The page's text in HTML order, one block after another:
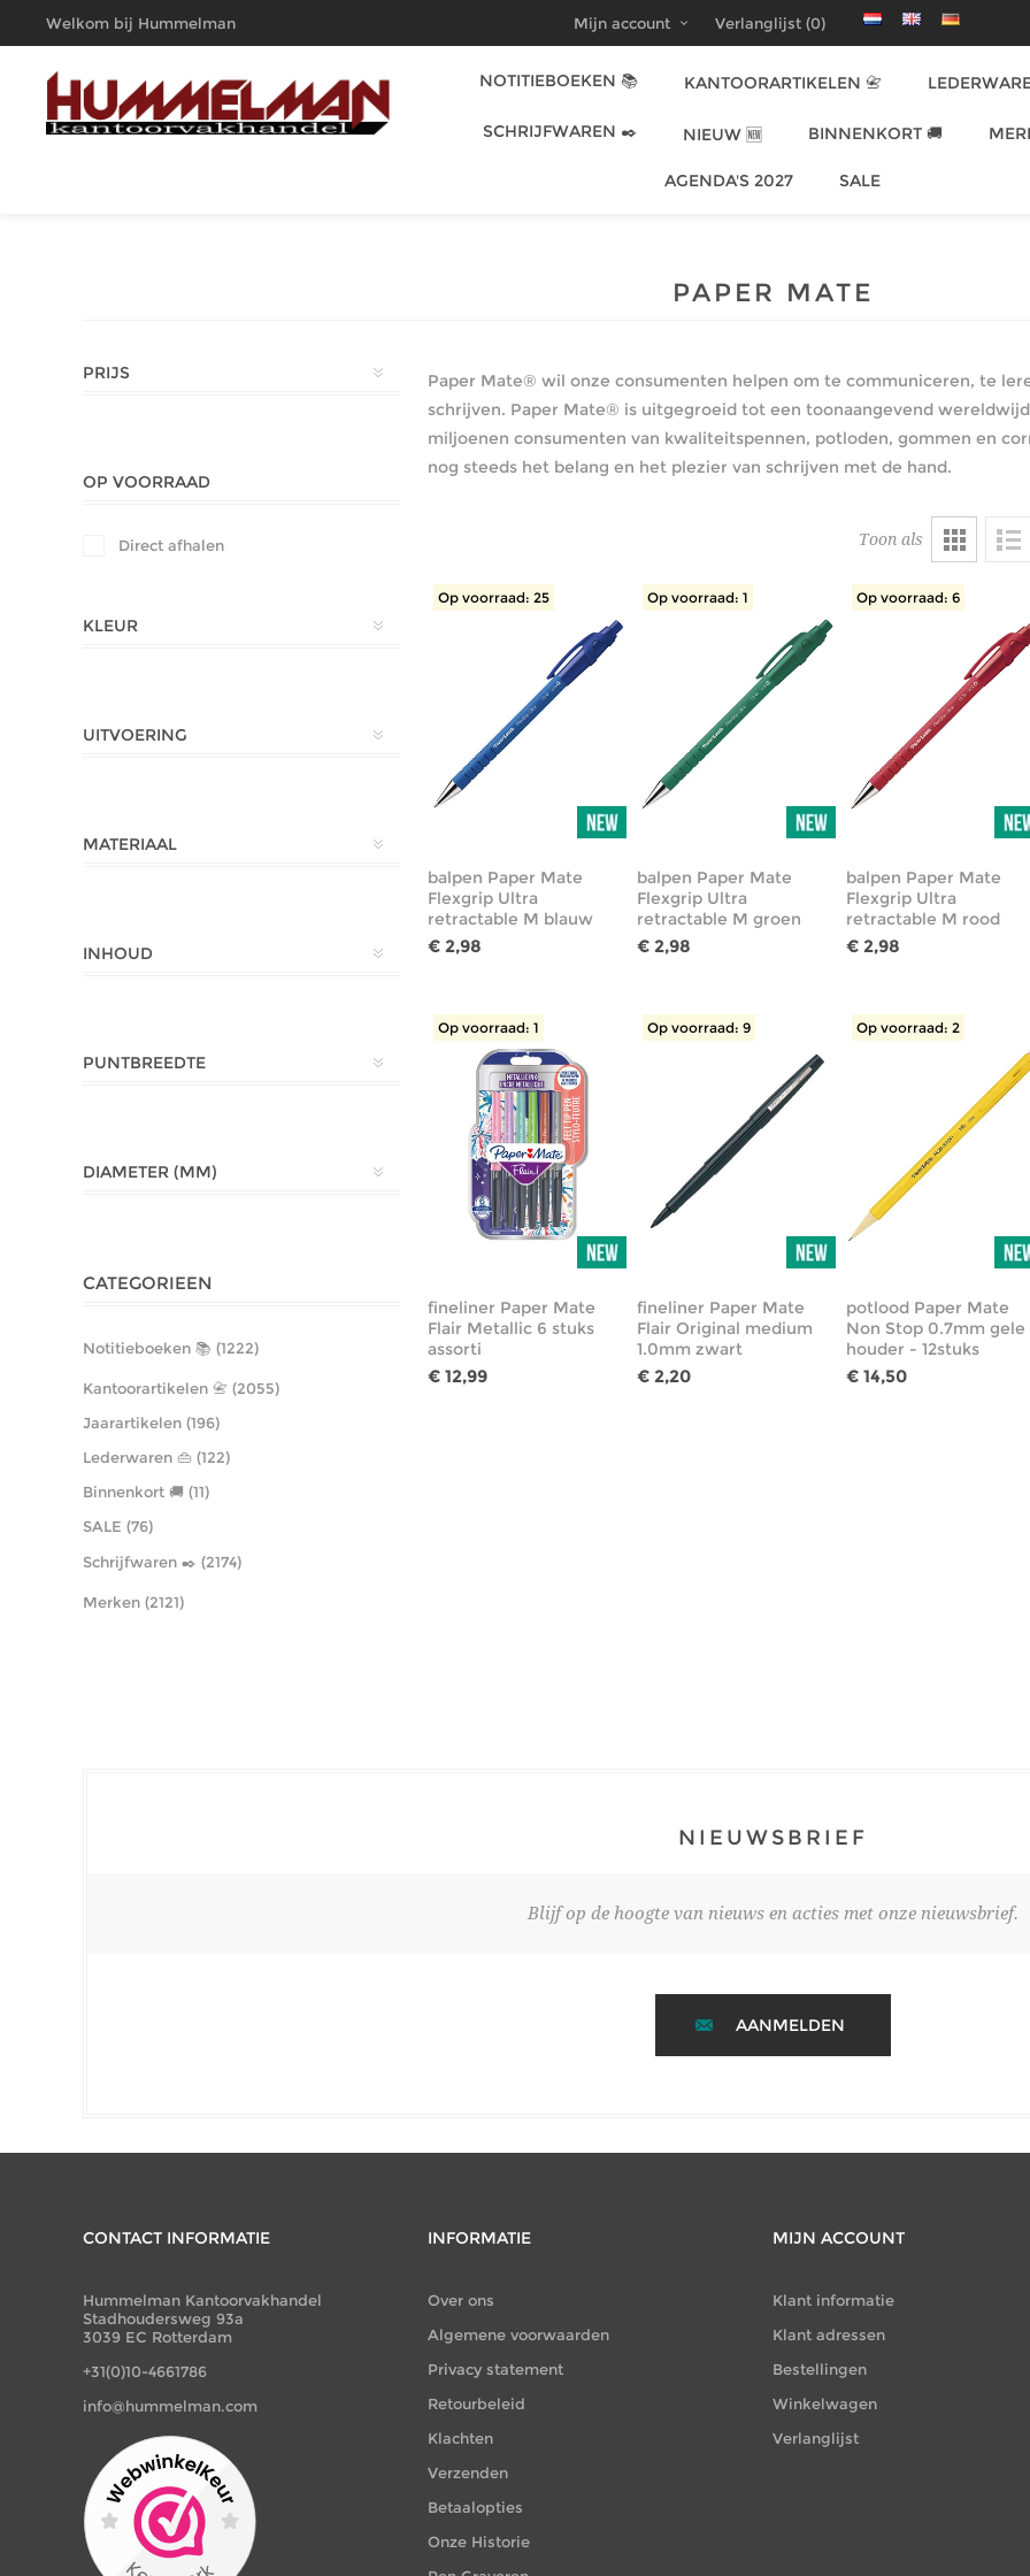
Welkom bij Hummelman
Kantoorvakhandel
Mijn account Verlanglijst (0)
NOTITIEBOEKEN 📚 KANTOORARTIKELEN 📇
SCHRIJFWAREN ✒️ NIEUW 🆕 BINNENKORT 🚚
AGENDA'S 2027 SALE
PAPER MATE
Paper Mate® wil onze consumenten helpen om te communiceren, te
schrijven. Paper Mate® is uitgegroeid tot een toonaangevend
miljoenen consumenten van kwaliteitspennen, potloden, gommen en
nog steeds het belang en het plezier van schrijven met de hand.
Toon als
Op voorraad: 25
balpen Paper Mate
Flexgrip Ultra
retractable M blauw
€ 2,98
Op voorraad: 1
balpen Paper Mate
Flexgrip Ultra
retractable M groen
€ 2,98
Op voorraad: 6
balpen Paper Mate
Flexgrip Ultra
retractable M rood
€ 2,98
Op voorraad: 1
fineliner Paper Mate
Flair Metallic 6 stuks
assorti
€ 12,99
Op voorraad: 9
fineliner Paper Mate
Flair Original medium
1.0mm zwart
€ 2,20
Op voorraad: 2
potlood Paper Mate
Non Stop 0.7mm gele
houder - 12stuks
€ 14,50
PRIJS
OP VOORRAAD
Direct afhalen
KLEUR
UITVOERING
MATERIAAL
INHOUD
PUNTBREEDTE
DIAMETER (MM)
CATEGORIEEN
Notitieboeken 📚 (1222)
Kantoorartikelen 📇 (2055)
Jaarartikelen (196)
Lederwaren 👜 (122)
Binnenkort 🚚 (11)
SALE (76)
Schrijfwaren ✒️ (2174)
Merken (2121)
NIEUWSBRIEF
Blijf op de hoogte van nieuws en acties met onze nieuwsbrief.
AANMELDEN
CONTACT INFORMATIE
Hummelman Kantoorvakhandel
Stadhoudersweg 93a
3039 EC Rotterdam
+31(0)10-4661786
info@hummelman.com
INFORMATIE
Over ons
Algemene voorwaarden
Privacy statement
Retourbeleid
Klachten
Verzenden
Betaalopties
Onze Historie
MIJN ACCOUNT
Klant informatie
Klant adressen
Bestellingen
Winkelwagen
Verlanglijst